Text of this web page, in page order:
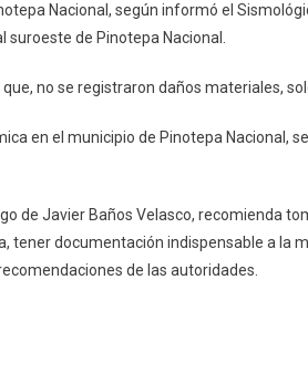
Nacional, según informó el
suroeste de Pinotepa Nacional.
no se registraron daños materiales,
en el municipio de Pinotepa Nacional,
de Javier Baños Velasco, recomienda
tener documentación indispensable a la
de las autoridades.